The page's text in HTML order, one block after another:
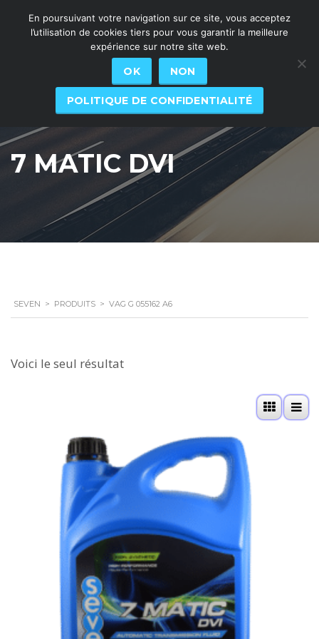
7 MATIC DVI
SEVEN > PRODUITS > VAG G 055162 A6
Voici le seul résultat
En poursuivant votre navigation sur ce site, vous acceptez
l’utilisation de cookies tiers pour vous garantir la meilleure
expérience sur notre site web.
OK NON
POLITIQUE DE CONFIDENTIALITÉ